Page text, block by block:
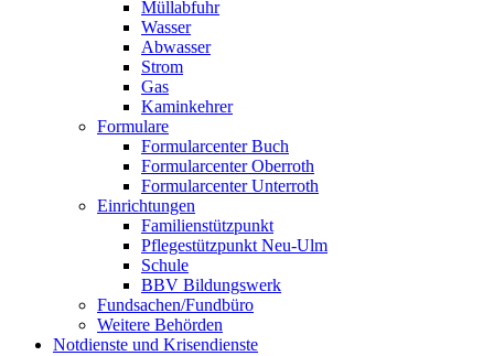
Müllabfuhr
Wasser
Abwasser
Strom
Gas
Kaminkehrer
Formulare
Formularcenter Buch
Formularcenter Oberroth
Formularcenter Unterroth
Einrichtungen
Familienstützpunkt
Pflegestützpunkt Neu-Ulm
Schule
BBV Bildungswerk
Fundsachen/Fundbüro
Weitere Behörden
Notdienste und Krisendienste